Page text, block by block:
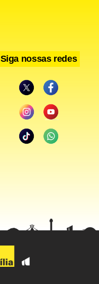
Siga nossas redes